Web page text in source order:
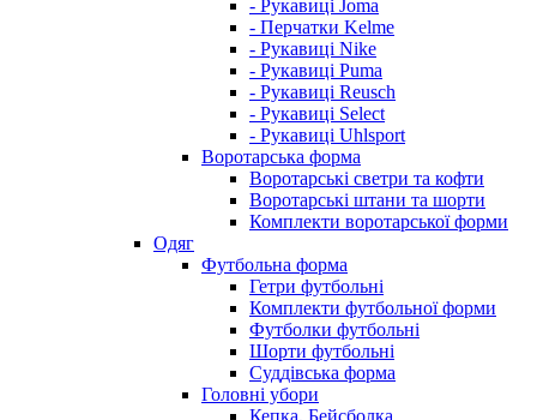
- Рукавиці Joma
- Перчатки Kelme
- Рукавиці Nike
- Рукавиці Puma
- Рукавиці Reusch
- Рукавиці Select
- Рукавиці Uhlsport
Воротарська форма
Воротарські светри та кофти
Воротарські штани та шорти
Комплекти воротарської форми
Одяг
Футбольна форма
Гетри футбольні
Комплекти футбольної форми
Футболки футбольні
Шорти футбольні
Суддівська форма
Головні убори
Кепка, Бейсболка